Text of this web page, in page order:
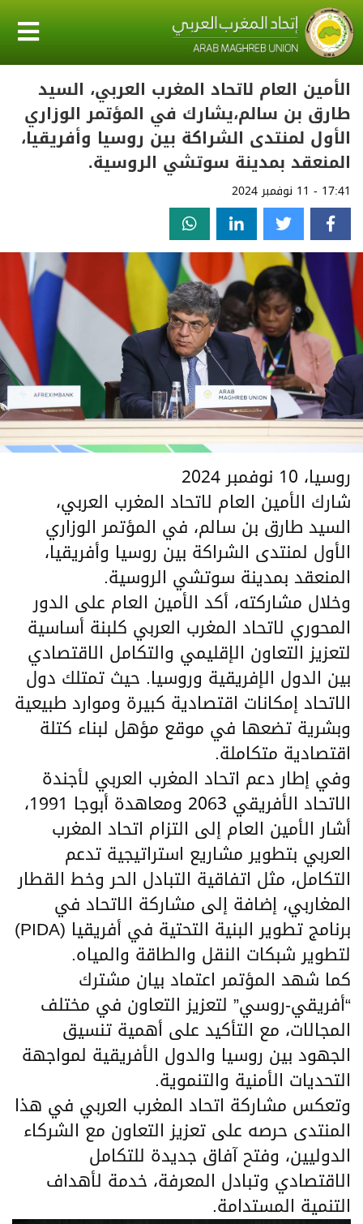
الأمين العام لاتحاد المغرب العربي، السيد
طارق بن سالم،يشارك في المؤتمر الوزاري
الأول لمنتدى الشراكة بين روسيا وأفريقيا،
المنعقد بمدينة سوتشي الروسية.
17:41 - 11 نوفمبر 2024
روسيا، 10 نوفمبر 2024
شارك الأمين العام لاتحاد المغرب العربي،
السيد طارق بن سالم، في المؤتمر الوزاري
الأول لمنتدى الشراكة بين روسيا وأفريقيا،
المنعقد بمدينة سوتشي الروسية.
وخلال مشاركته، أكد الأمين العام على الدور
المحوري لاتحاد المغرب العربي كلبنة أساسية
لتعزيز التعاون الإقليمي والتكامل الاقتصادي
بين الدول الإفريقية وروسيا. حيث تمتلك دول
الاتحاد إمكانات اقتصادية كبيرة وموارد طبيعية
وبشرية تضعها في موقع مؤهل لبناء كتلة
اقتصادية متكاملة.
وفي إطار دعم اتحاد المغرب العربي لأجندة
الاتحاد الأفريقي 2063 ومعاهدة أبوجا 1991،
أشار الأمين العام إلى التزام اتحاد المغرب
العربي بتطوير مشاريع استراتيجية تدعم
التكامل، مثل اتفاقية التبادل الحر وخط القطار
المغاربي، إضافة إلى مشاركة الاتحاد في
برنامج تطوير البنية التحتية في أفريقيا (PIDA)
لتطوير شبكات النقل والطاقة والمياه.
كما شهد المؤتمر اعتماد بيان مشترك
“أفريقي-روسي” لتعزيز التعاون في مختلف
المجالات، مع التأكيد على أهمية تنسيق
الجهود بين روسيا والدول الأفريقية لمواجهة
التحديات الأمنية والتنموية.
وتعكس مشاركة اتحاد المغرب العربي في هذا
المنتدى حرصه على تعزيز التعاون مع الشركاء
الدوليين، وفتح آفاق جديدة للتكامل
الاقتصادي وتبادل المعرفة، خدمة لأهداف
التنمية المستدامة.